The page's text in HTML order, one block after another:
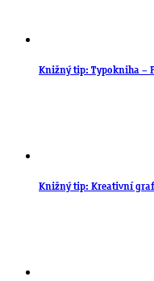
Knižný tip: Typokniha –
Knižný tip: Kreativní